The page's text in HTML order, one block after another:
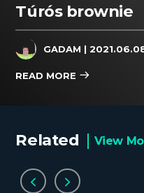
Túrós brownie
GADAM |
READ MORE
Related View